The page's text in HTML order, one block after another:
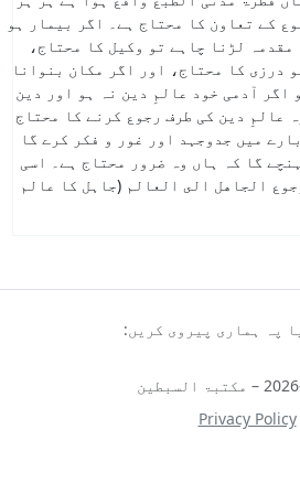
کے تعاون کا محتاج ہے۔ اگر بیمار ہو
لڑنا چاہے تو وکیل کا محتاج،
کا محتاج، اور اگر مکان بنوانا
آدمی خود عالمِ دین نہ ہو اور دین
دین کی طرف رجوع کرنے کا محتاج
میں جدوجہد اور غور و فکر کرے گا
گا کہ ہاں وہ ضرور محتاج ہے۔ اسی
الجاهل الى العالم (جاہل کا عالم
پہ ہماری پیروی کریں:
Privacy